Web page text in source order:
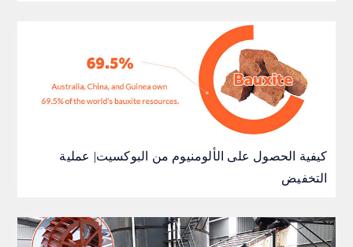
كيفية الحصول على الألومنيوم من البوكسيت| عملية
التخفيض